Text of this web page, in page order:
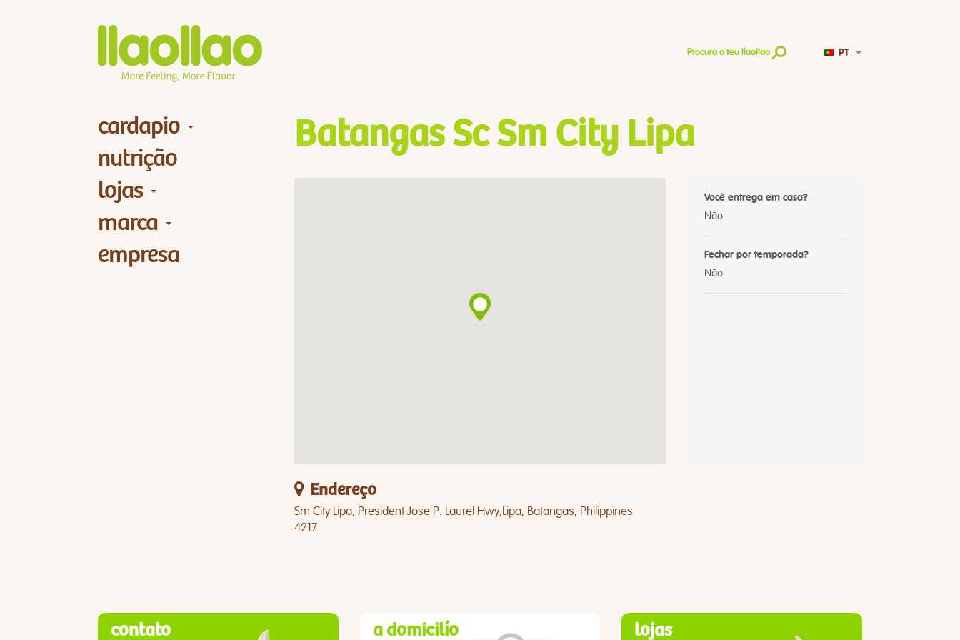
Procura o teu llaollao PT
cardapio
nutrição
lojas
marca
empresa
Batangas Sc Sm City Lipa
Você entrega em casa?
Não
Fechar por temporada?
Não
Endereço
Sm City Lipa, President Jose P. Laurel Hwy,Lipa, Batangas, Philippines
4217
contato a domicilío lojas